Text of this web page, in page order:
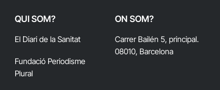
QUI SOM?
El Diari de la Sanitat
Fundació Periodisme
Plural
ON SOM?
Carrer Bailén 5, principal.
08010, Barcelona